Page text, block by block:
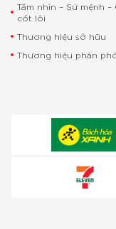
Tầm nhìn – Sứ mệnh –
cốt lõi
Thương hiệu sở hữu
Thương hiệu phân